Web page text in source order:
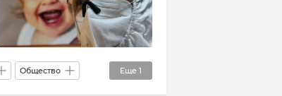
Еще 1
Общество